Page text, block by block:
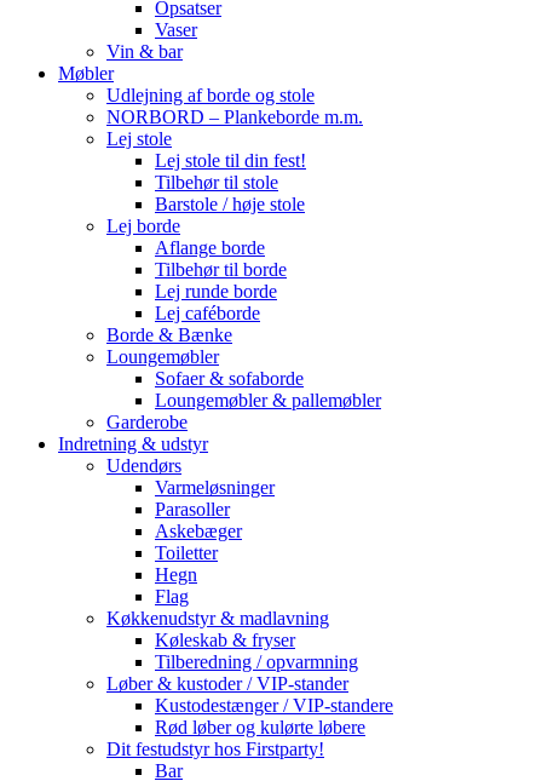
Opsatser
Vaser
Vin & bar
Møbler
Udlejning af borde og stole
NORBORD – Plankeborde m.m.
Lej stole
Lej stole til din fest!
Tilbehør til stole
Barstole / høje stole
Lej borde
Aflange borde
Tilbehør til borde
Lej runde borde
Lej caféborde
Borde & Bænke
Loungemøbler
Sofaer & sofaborde
Loungemøbler & pallemøbler
Garderobe
Indretning & udstyr
Udendørs
Varmeløsninger
Parasoller
Askebæger
Toiletter
Hegn
Flag
Køkkenudstyr & madlavning
Køleskab & fryser
Tilberedning / opvarmning
Løber & kustoder / VIP-stander
Kustodestænger / VIP-standere
Rød løber og kulørte løbere
Dit festudstyr hos Firstparty!
Bar